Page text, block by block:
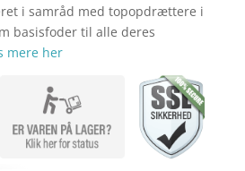
i samråd med topopdrættere i
basisfoder til alle deres
mere her